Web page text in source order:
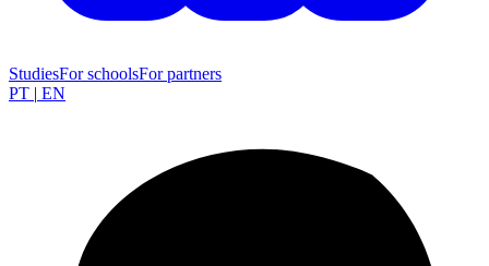
StudiesFor schoolsFor partners
PT | EN